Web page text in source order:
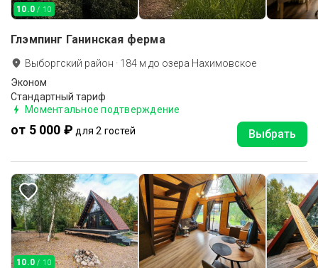
10.0 / 10
Глэмпинг Ганинская ферма
Выборгский район · 184 м до озера Нахимовское
Эконом
Стандартный тариф
Моментальное подтверждение
от 5 000 ₽ для 2 гостей Выбрать
10.0 / 10